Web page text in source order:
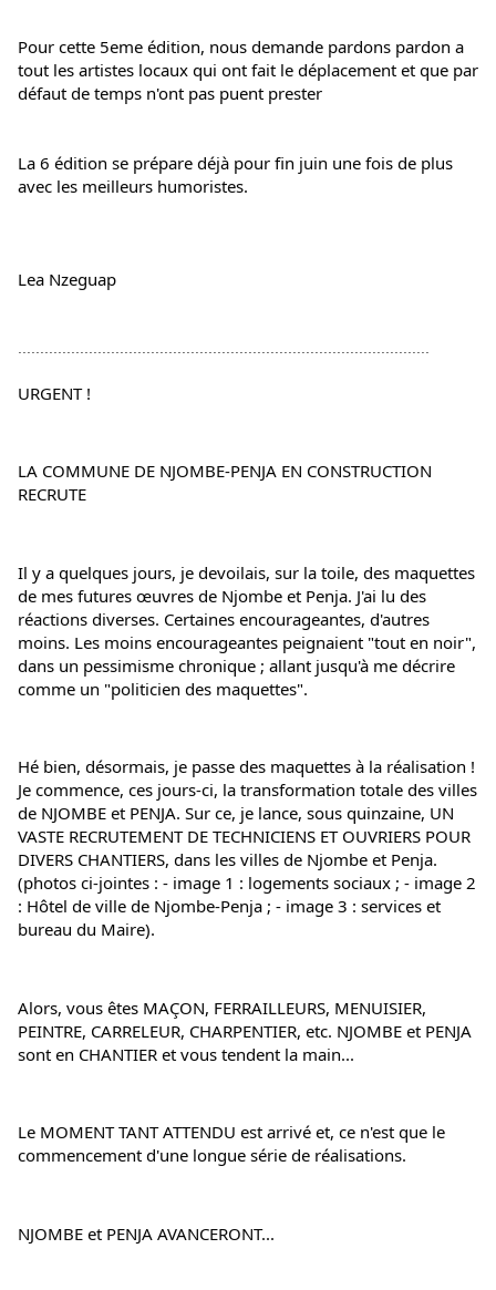
Pour cette 5eme édition, nous demande pardons pardon a
tout les artistes locaux qui ont fait le déplacement et que par
défaut de temps n'ont pas puent prester
La 6 édition se prépare déjà pour fin juin une fois de plus
avec les meilleurs humoristes.
Lea Nzeguap
URGENT !
LA COMMUNE DE NJOMBE-PENJA EN CONSTRUCTION
RECRUTE
Il y a quelques jours, je devoilais, sur la toile, des maquettes
de mes futures œuvres de Njombe et Penja. J'ai lu des
réactions diverses. Certaines encourageantes, d'autres
moins. Les moins encourageantes peignaient "tout en noir",
dans un pessimisme chronique ; allant jusqu'à me décrire
comme un "politicien des maquettes".
Hé bien, désormais, je passe des maquettes à la réalisation !
Je commence, ces jours-ci, la transformation totale des villes
de NJOMBE et PENJA. Sur ce, je lance, sous quinzaine, UN
VASTE RECRUTEMENT DE TECHNICIENS ET OUVRIERS POUR
DIVERS CHANTIERS, dans les villes de Njombe et Penja.
(photos ci-jointes : - image 1 : logements sociaux ; - image 2
: Hôtel de ville de Njombe-Penja ; - image 3 : services et
bureau du Maire).
Alors, vous êtes MAÇON, FERRAILLEURS, MENUISIER,
PEINTRE, CARRELEUR, CHARPENTIER, etc. NJOMBE et PENJA
sont en CHANTIER et vous tendent la main...
Le MOMENT TANT ATTENDU est arrivé et, ce n'est que le
commencement d'une longue série de réalisations.
NJOMBE et PENJA AVANCERONT...